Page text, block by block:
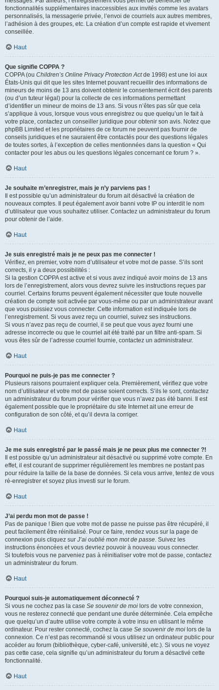
fonctionnalités supplémentaires inaccessibles aux invités comme les avatars
personnalisés, la messagerie privée, l’envoi de courriels aux autres membres,
l’adhésion à des groupes, etc. La création d’un compte est rapide et vivement
conseillée.
Haut
Que signifie COPPA ?
COPPA (ou Children’s Online Privacy Protection Actde 1998) est une loi aux
États-Unis qui dit que les sites Internet pouvant recueillir des informations de
mineurs de moins de 13 ans doivent obtenir le consentement écrit des parents
(ou d’un tuteur légal) pour la collecte de ces informations permettant
d’identifier un mineur de moins de 13 ans. Si vous n’êtes pas sûr que cela
s’applique à vous, lorsque vous vous enregistrez ou que quelqu’un le fait à
votre place, contactez un conseiller juridique pour obtenir son avis. Notez que
phpBB Limited et les propriétaires de ce forum ne peuvent pas fournir de
conseils juridiques et ne sauraient être contactés pour des questions légales
de toutes sortes, à l’exception de celles mentionnées dans la question « Qui
contacter pour les abus ou les questions légales concernant ce forum ? ».
Haut
Je souhaite m’enregistrer, mais je n’y parviens pas !
Il est possible qu’un administrateur du forum ait désactivé la création de
nouveaux comptes. Il peut également avoir banni votre IP ou interdit le nom
d’utilisateur que vous souhaitez utiliser. Contactez un administrateur du forum
pour obtenir de l’aide.
Haut
Je suis enregistré mais je ne peux pas me connecter !
Vérifiez, en premier, votre nom d’utilisateur et votre mot de passe. S’ils sont
corrects, il y a deux possibilités :
Si la gestion COPPA est active et si vous avez indiqué avoir moins de 13 ans
lors de l’enregistrement, alors vous devrez suivre les instructions reçues par
courriel. Certains forums peuvent également nécessiter que toute nouvelle
création de compte soit activée par vous-même ou par un administrateur avant
que vous puissiez vous connecter. Cette information est indiquée lors de
l’enregistrement. Si vous avez reçu un courriel, suivez ses instructions.
Si vous n’avez pas reçu de courriel, il se peut que vous ayez fourni une
adresse incorrecte ou que le courriel ait été traité par un filtre anti-spam. Si
vous êtes sûr de l’adresse courriel fournie, contactez un administrateur.
Haut
Pourquoi ne puis-je pas me connecter ?
Plusieurs raisons pourraient expliquer cela. Premièrement, vérifiez que votre
nom d’utilisateur et votre mot de passe soient corrects. S’ils le sont, contactez
un administrateur du forum pour vérifier que vous n’avez pas été banni. Il est
également possible que le propriétaire du site Internet ait une erreur de
configuration de son côté, et qu’il devra la corriger.
Haut
Je me suis enregistré par le passé mais je ne peux plus me connecter ?!
Il est possible qu’un administrateur ait désactivé ou supprimé votre compte. En
effet, il est courant de supprimer régulièrement les membres ne postant pas
pour réduire la taille de la base de données. Si cela vous arrive, tentez de vous
ré-enregistrer et soyez plus investi sur le forum.
Haut
J’ai perdu mon mot de passe !
Pas de panique ! Bien que votre mot de passe ne puisse pas être récupéré, il
peut facilement être réinitialisé. Pour ce faire, rendez vous sur la page de
connexion puis cliquez sur J’ai oublié mon mot de passe. Suivez les
instructions énoncées et vous devriez pouvoir à nouveau vous connecter.
Si toutefois vous ne parveniez pas à réinitialiser votre mot de passe, contactez
un administrateur du forum.
Haut
Pourquoi suis-je automatiquement déconnecté ?
Si vous ne cochez pas la case Se souvenir de moi lors de votre connexion,
vous ne resterez connecté que pendant une durée déterminée. Cela empêche
que quelqu’un d’autre utilise votre compte à votre insu en utilisant le même
ordinateur. Pour rester connecté, cochez la case Se souvenir de moi lors de la
connexion. Ce n’est pas recommandé si vous utilisez un ordinateur public pour
accéder au forum (bibliothèque, cyber-café, université, etc.). Si vous ne voyez
pas cette case, cela signifie qu’un administrateur du forum a désactivé cette
fonctionnalité.
Haut